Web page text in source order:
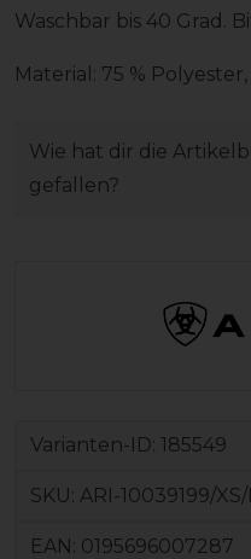
Waschbar bis 40 Grad.
Material: 75 %
Wie hat dir die
gefallen?
Varianten-ID: 185549
SKU: ARI-10039199/XS/
EAN: 0195696007287